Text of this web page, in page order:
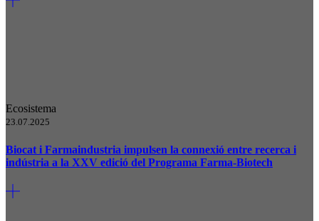
Ecosistema
23.07.2025
Biocat i Farmaindustria impulsen la connexió entre recerca i
indústria a la XXV edició del Programa Farma-Biotech